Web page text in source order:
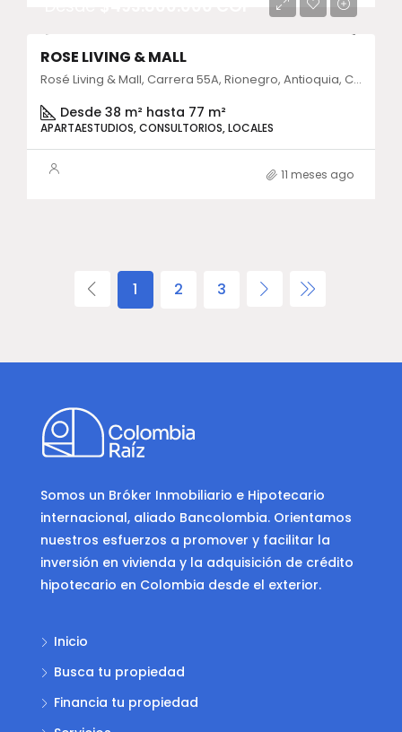
ROSE LIVING & MALL
Rosé Living & Mall, Carrera 55A, Rionegro, Antioquia, Colombia
Desde 38 m² hasta 77 m²
APARTAESTUDIOS, CONSULTORIOS, LOCALES
11 meses ago
1 2 3
Somos un Bróker Inmobiliario e Hipotecario
internacional, aliado Bancolombia. Orientamos
nuestros esfuerzos a promover y facilitar la
inversión en vivienda y la adquisición de crédito
hipotecario en Colombia desde el exterior.
Inicio
Busca tu propiedad
Financia tu propiedad